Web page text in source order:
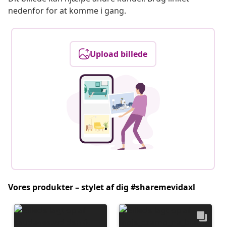
nedenfor for at komme i gang.
Upload billede
Vores produkter – stylet af dig #sharemevidaxl